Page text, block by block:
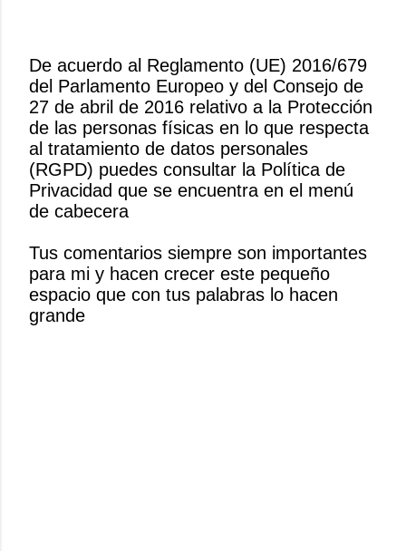
P
u
b
l
i
c
a
u
n
c
o
De acuerdo al Reglamento (UE) 2016/679
del Parlamento Europeo y del Consejo de
27 de abril de 2016 relativo a la Protección
de las personas físicas en lo que respecta
al tratamiento de datos personales
(RGPD) puedes consultar la Política de
Privacidad que se encuentra en el menú
de cabecera
Tus comentarios siempre son importantes
para mi y hacen crecer este pequeño
espacio que con tus palabras lo hacen
grande